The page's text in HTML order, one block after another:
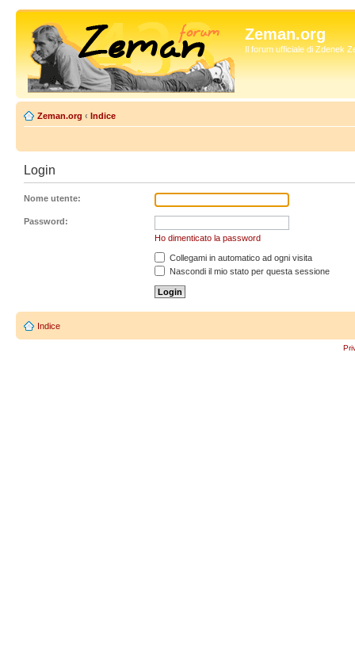
Zeman.org
Il forum ufficiale di Zdenek
Zeman.org ‹ Indice
Login
Nome utente:
Password:
Ho dimenticato la password
Collegami in automatico ad ogni visita
Nascondi il mio stato per questa sessione
Indice